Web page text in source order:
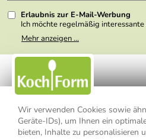
Wir verwenden Cookies sowie
Geräte-IDs), um Ihnen ein
bieten, Inhalte zu personalisieren
Erlaubnis zur E-Mail-Werbung
Ich möchte regelmäßig
Meine E-Mail-Adresse wird nicht an
weitergegeben. Zu statistischen
nicht erkennbar, welche konkrete
Einwilligung zur Nutzung meiner
kann ich jederzeit mit Wirkung für
den Link "Abmelden" am Ende des
Option Newsletter im
Datenschutzerklärung
habe ich
Mehr anzeigen ...
Impressum